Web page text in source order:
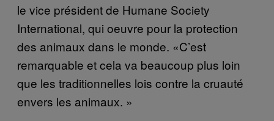
le vice président de Humane Society
International, qui oeuvre pour la protection
des animaux dans le monde. «C’est
remarquable et cela va beaucoup plus loin
que les traditionnelles lois contre la cruauté
envers les animaux. »